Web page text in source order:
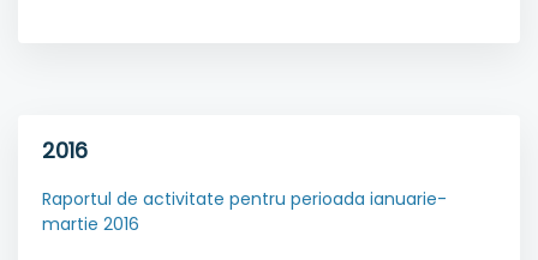
2016
Raportul de activitate pentru perioada ianuarie-
martie 2016